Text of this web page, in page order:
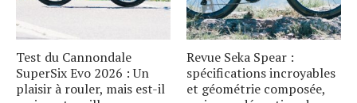
Test du Cannondale
SuperSix Evo 2026 : Un
plaisir à rouler, mais est-il
Revue Seka Spear :
spécifications incroyables
et géométrie composée,